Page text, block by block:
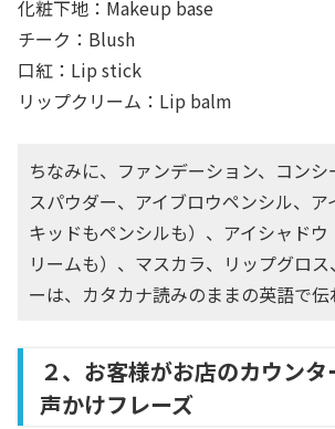
化粧下地：Makeup base
チーク：Blush
口紅：Lip stick
リップクリーム：Lip balm
ちなみに、ファンデーション、コン
スパウダー、アイブロウペンシル、ア
キッドもペンシルも）、アイシャドウ
リームも）、マスカラ、リップグロ
ーは、カタカナ読みのままの英語で伝
２、お客様がお店のカウン
声かけフレーズ